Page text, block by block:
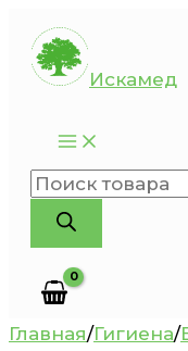
Перейти
содержимому
Искамед
Поиск
товаров
Главная/Гигиена/